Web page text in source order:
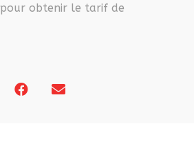
pour obtenir le tarif de